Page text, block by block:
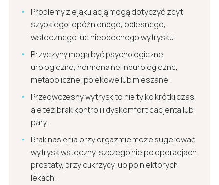
Problemy z ejakulacją mogą dotyczyć zbyt
szybkiego, opóźnionego, bolesnego,
wstecznego lub nieobecnego wytrysku.
Przyczyny mogą być psychologiczne,
urologiczne, hormonalne, neurologiczne,
metaboliczne, polekowe lub mieszane.
Przedwczesny wytrysk to nie tylko krótki czas,
ale też brak kontroli i dyskomfort pacjenta lub
pary.
Brak nasienia przy orgazmie może sugerować
wytrysk wsteczny, szczególnie po operacjach
prostaty, przy cukrzycy lub po niektórych
lekach.